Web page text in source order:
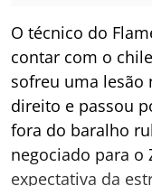
O técnico do
contar com o
sofreu uma lesão
direito e passou
fora do baralho
negociado para o
expectativa da